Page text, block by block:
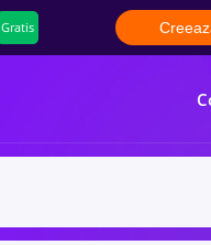
Gratis